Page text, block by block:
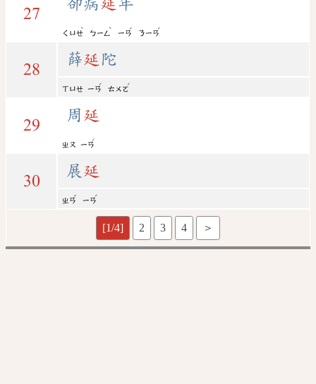
27
卻病延 年
ㄑㄩㄝ
ˋ
ㄅㄧㄥ
ˋ
ㄧㄢ
ˊ
ㄋㄧㄢ
ˊ
28
薛延 陀
ㄒㄩㄝ ㄧㄢ
ˊ
ㄊㄨㄛ
ˊ
29
周 延
ㄓㄡ ㄧㄢ
ˊ
30
展 延
ㄓㄢ
ˇ
ㄧㄢ
ˊ
[1/4] 2 3 4 ＞